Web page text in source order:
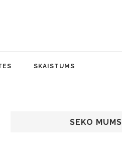
SKAISTUMS
SEKO MUMS